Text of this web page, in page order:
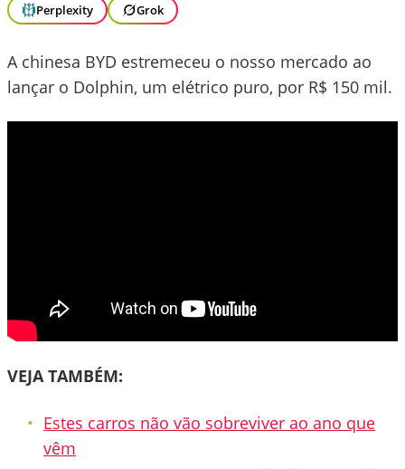
Perplexity
Grok
A chinesa BYD estremeceu o nosso mercado ao
lançar o Dolphin, um elétrico puro, por R$ 150 mil.
VEJA TAMBÉM:
Estes carros não vão sobreviver ao ano que
vêm